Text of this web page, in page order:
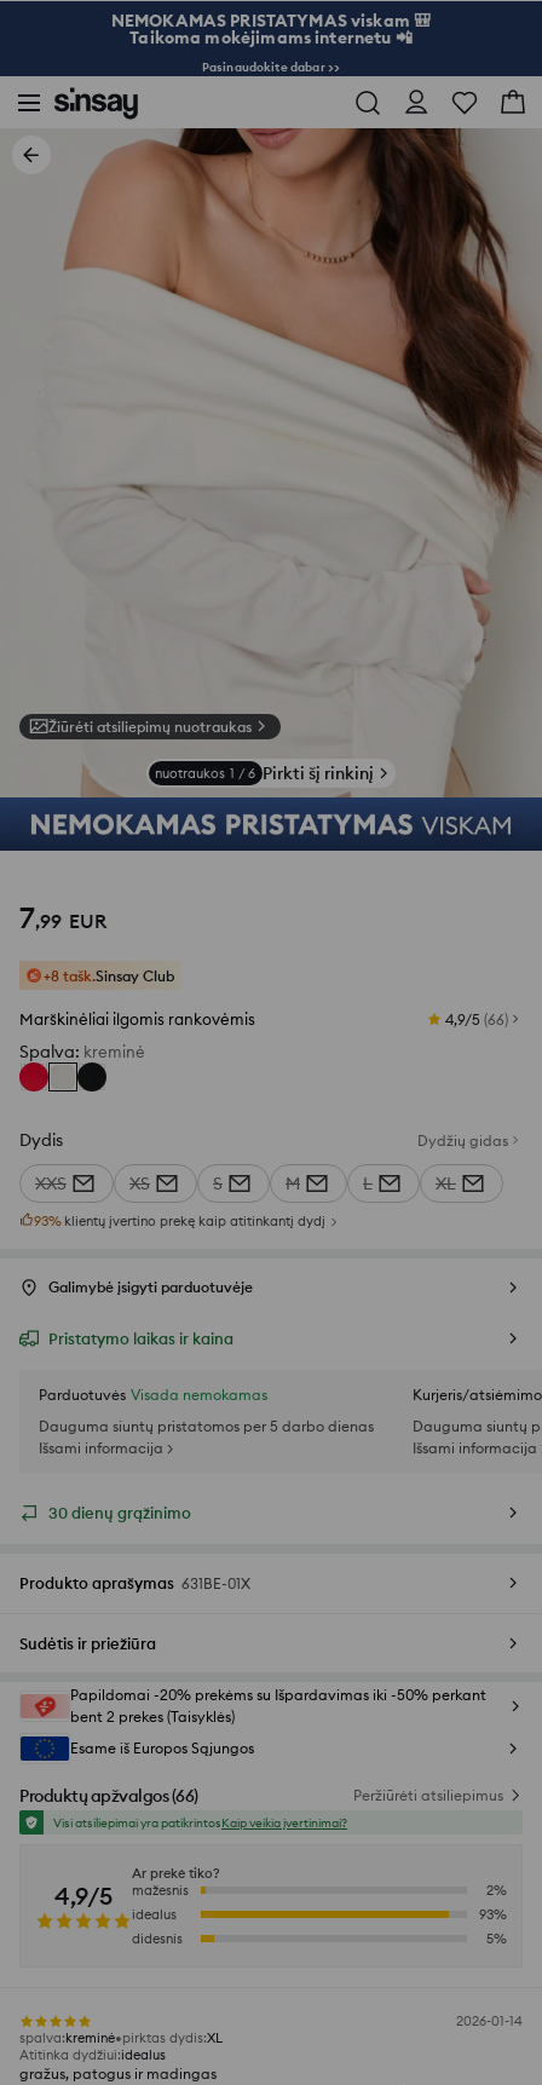
NEMOKAMAS PRISTATYMAS viskam 🎒
Taikoma mokėjimams internetu 📲
Pasinaudokite dabar >>
Žiūrėti atsiliepimų nuotraukas
nuotraukos 1 / 6 Pirkti šį rinkinį
7,99 EUR
+8 tašk.Sinsay Club
Marškinėliai ilgomis rankovėmis 4,9/5 (66)
Spalva: kreminė
Dydis Dydžių gidas
XXS XS S M L XL
93% klientų įvertino prekę kaip atitinkantį dydį
Galimybė įsigyti parduotuvėje
Pristatymo laikas ir kaina
Parduotuvės Visada nemokamas
Dauguma siuntų pristatomos per 5 darbo dienas
Išsami informacija >
Kurjeris/
Dauguma siuntų
Išsami informacija
30 dienų grąžinimo
Produkto aprašymas 631BE-01X
Sudėtis ir priežiūra
Papildomai -20% prekėms su Išpardavimas iki -50% perkant
bent 2 prekes (Taisyklės)
Esame iš Europos Sąjungos
Produktų apžvalgos(66) Peržiūrėti atsiliepimus
Visi atsiliepimai yra patikrintosKaip veikia įvertinimai?
4,9/5
Ar prekė tiko?
mažesnis
2%
idealus
93%
didesnis
5%
2026-01-14
spalva:kreminė pirktas dydis:XL
Atitinka dydžiui:idealus
gražus, patogus ir madingas